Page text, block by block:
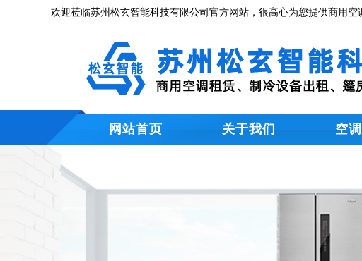
欢迎莅临苏州松玄智能科技有限公司官方网站，很高心为您提供商用
网站首页 关于我们 空